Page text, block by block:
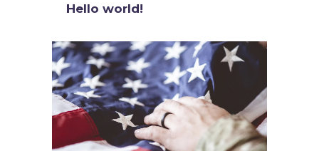
Hello world!